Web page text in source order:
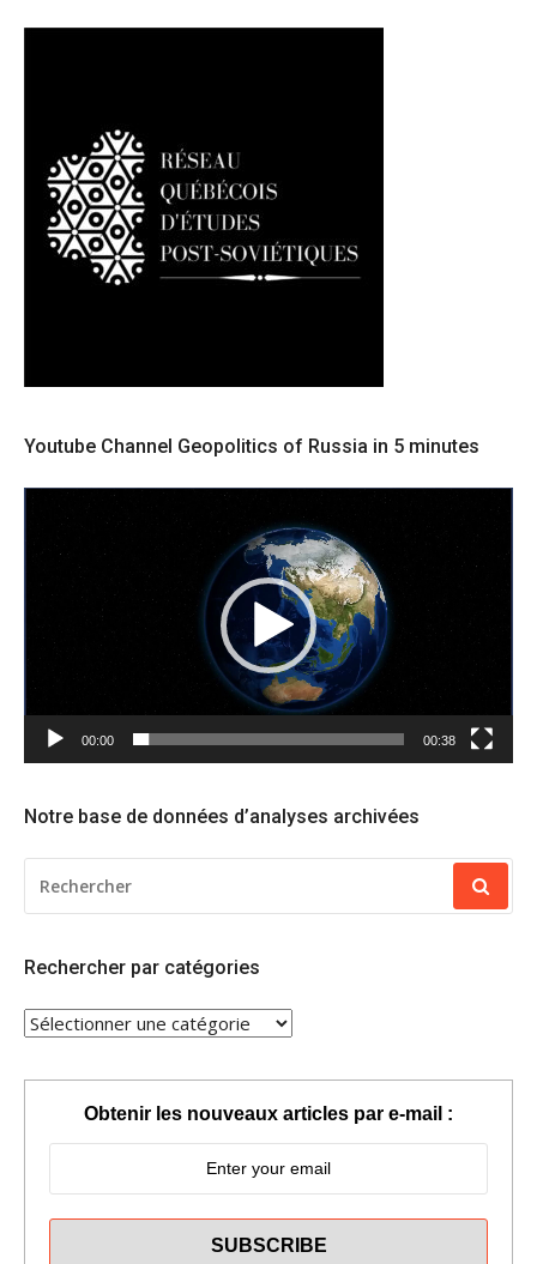
Youtube Channel Geopolitics of Russia in 5 minutes
00:00 00:38
Notre base de données d’analyses archivées
POUR
:
Rechercher par catégories
RECHERCHER
PAR
Obtenir les nouveaux articles par e-mail :